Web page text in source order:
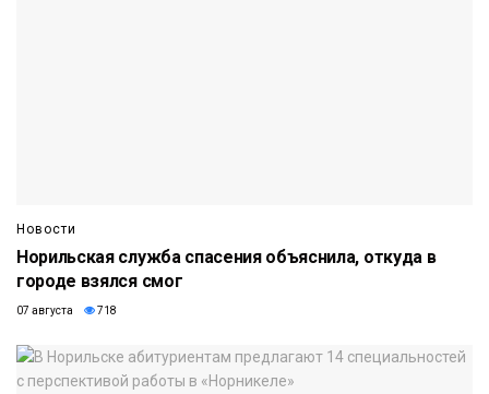
Новости
Норильская служба спасения объяснила, откуда в
городе взялся смог
07 августа 718